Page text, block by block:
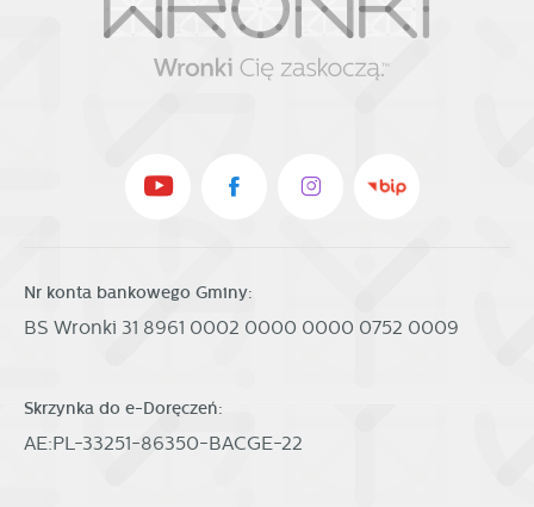
Nr konta bankowego Gminy:
BS Wronki 31 8961 0002 0000 0000 0752 0009
Skrzynka do e-Doręczeń:
AE:PL-33251-86350-BACGE-22